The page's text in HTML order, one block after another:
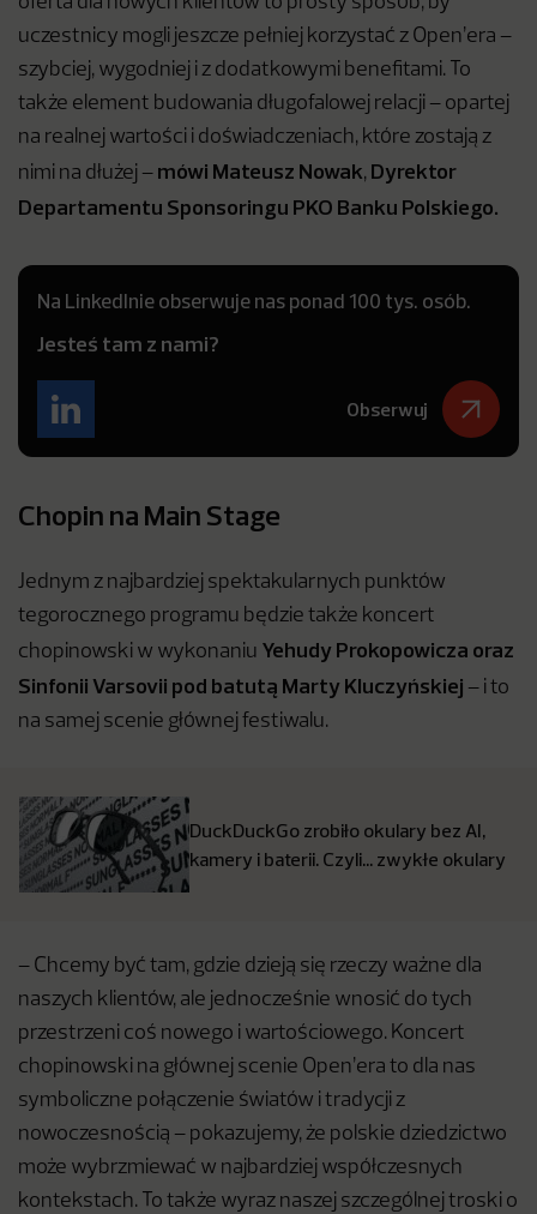
uczestnicy mogli jeszcze pełniej korzystać z Open’era –
szybciej, wygodniej i z dodatkowymi benefitami. To
także element budowania długofalowej relacji – opartej
na realnej wartości i doświadczeniach, które zostają z
nimi na dłużej – mówi Mateusz Nowak, Dyrektor
Departamentu Sponsoringu PKO Banku Polskiego.
Na LinkedInie obserwuje nas ponad 100 tys. osób.
Jesteś tam z nami?
Obserwuj
Chopin na Main Stage
Jednym z najbardziej spektakularnych punktów
tegorocznego programu będzie także koncert
chopinowski w wykonaniu Yehudy Prokopowicza oraz
Sinfonii Varsovii pod batutą Marty Kluczyńskiej – i to
na samej scenie głównej festiwalu.
DuckDuckGo zrobiło okulary bez AI,
kamery i baterii. Czyli… zwykłe okulary
– Chcemy być tam, gdzie dzieją się rzeczy ważne dla
naszych klientów, ale jednocześnie wnosić do tych
przestrzeni coś nowego i wartościowego. Koncert
chopinowski na głównej scenie Open’era to dla nas
symboliczne połączenie światów i tradycji z
nowoczesnością – pokazujemy, że polskie dziedzictwo
może wybrzmiewać w najbardziej współczesnych
kontekstach. To także wyraz naszej szczególnej troski o